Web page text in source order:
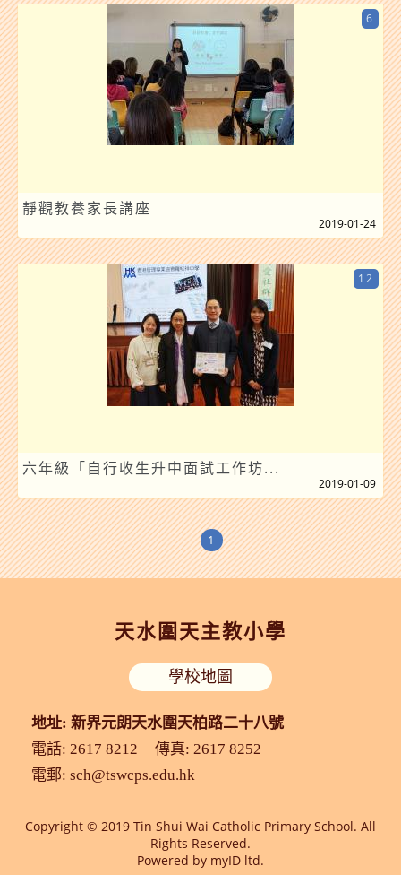
靜觀教養家長講座
6
2019-01-24
六年級「自行收生升中面試工作坊...
12
2019-01-09
1
天水圍天主教小學
地址: 新界元朗天水圍天柏路二十八號
學校地圖
電話: 2617 8212
傳真: 2617 8252
電郵: sch@tswcps.edu.hk
Copyright © 2019 Tin Shui Wai Catholic Primary School. All
Rights Reserved.
Powered by myID ltd.